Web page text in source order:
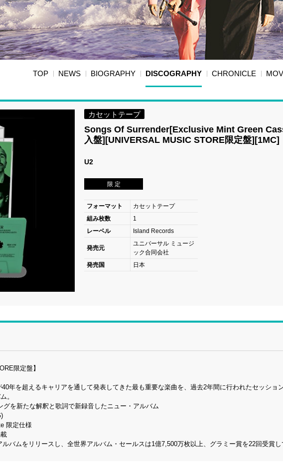
TOP NEWS BIOGRAPHY DISCOGRAPHY CHRONICLE
カセットテープ
Songs Of Surrender[Exclusive Mint Green
入盤][UNIVERSAL MUSIC STORE限定盤][1MC]
U2
限 定
フォーマット
カセットテープ
組み枚数
1
レーベル
Island Records
発売元
ユニバーサル ミュージ
ック合同会社
発売国
日本
限定盤】
年を超えるキャリアを通して発表してきた最も重要な楽曲を、過去2年間に行われたセッショ
。
を新たな解釈と歌詞で新録音したニュー・アルバム
限定仕様
バムをリリースし、全世界アルバム・セールスは1億7,500万枚以上、グラミー賞を22回受賞し